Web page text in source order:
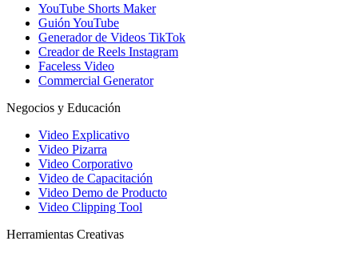
YouTube Shorts Maker
Guión YouTube
Generador de Videos TikTok
Creador de Reels Instagram
Faceless Video
Commercial Generator
Negocios y Educación
Video Explicativo
Video Pizarra
Video Corporativo
Video de Capacitación
Video Demo de Producto
Video Clipping Tool
Herramientas Creativas